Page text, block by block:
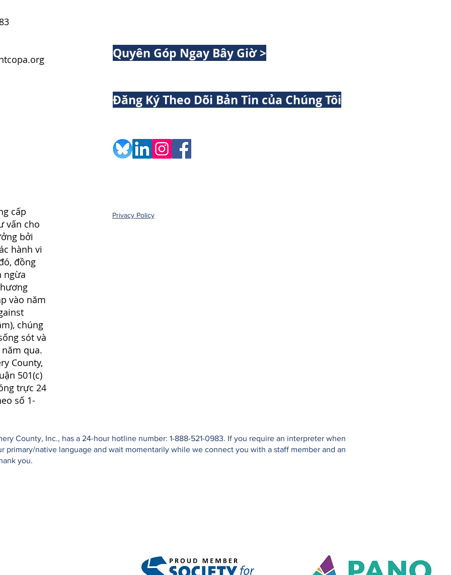
Quyên Góp Ngay Bây Giờ >
Đăng Ký Theo Dõi Bản Tin của Chúng Tôi
cấp
vấn cho
bởi
hành vi
đồng
ngừa
vào năm
chúng
sót và
qua.
County,
501(c)
trực 24
số 1-
Privacy Policy
County, Inc., has a 24-hour hotline number: 1-888-521-0983. If you require an interpreter when
primary/native language and wait momentarily while we connect you with a staff member and an
you.